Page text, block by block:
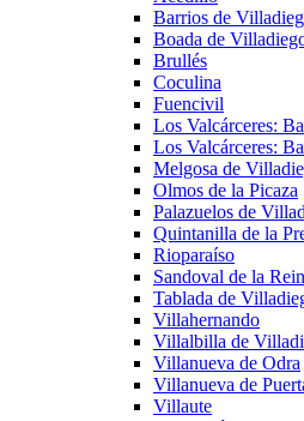
Barrios de
Boada de
Brullés
Coculina
Fuencivil
Los Valcárceres:
Los Valcárceres:
Melgosa de
Olmos de la Picaza
Palazuelos de
Quintanilla de la
Rioparaíso
Sandoval de la
Tablada de
Villahernando
Villalbilla de
Villanueva de Odra
Villanueva de
Villaute